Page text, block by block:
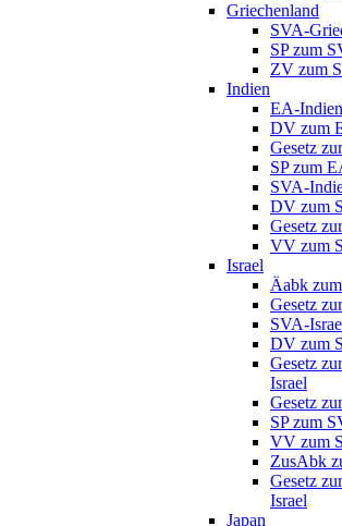
Griechenland
SVA-
SP zum
ZV zum
Indien
EA-Indien
DV zum
Gesetz
SP zum
SVA-
DV zum
Gesetz
VV zum
Israel
Äabk
Gesetz
SVA-
DV zum
Gesetz
Israel
Gesetz
SP zum
VV zum
ZusAbk
Gesetz
Israel
Japan